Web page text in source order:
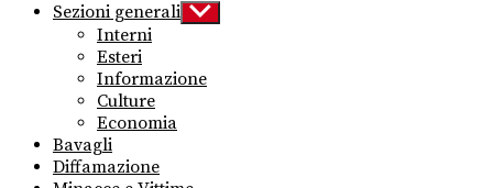
Sezioni generali Show
sub
Interni
Esteri
Informazione
Culture
Economia
Bavagli
Diffamazione